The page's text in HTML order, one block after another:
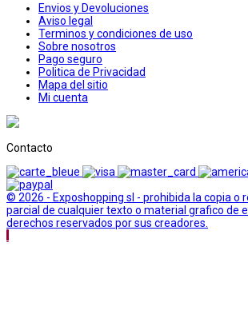
Envios y Devoluciones
Aviso legal
Terminos y condiciones de uso
Sobre nosotros
Pago seguro
Politica de Privacidad
Mapa del sitio
Mi cuenta
Contacto
© 2026 - Exposhopping sl - prohibida la copia o
parcial de cualquier texto o material grafico de
derechos reservados por sus creadores.